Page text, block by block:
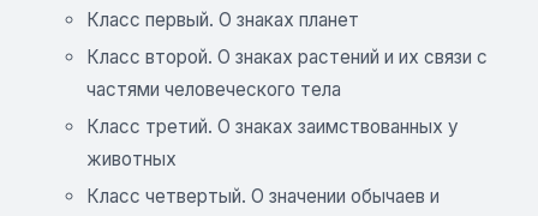
Класс первый. О знаках планет
Класс второй. О знаках растений и их связи с
частями человеческого тела
Класс третий. О знаках заимствованных у
животных
Класс четвертый. О значении обычаев и